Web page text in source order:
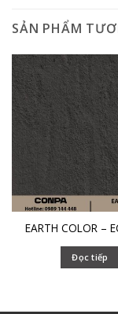
SẢN PHẨM
EARTH COLOR –
Đọc tiếp